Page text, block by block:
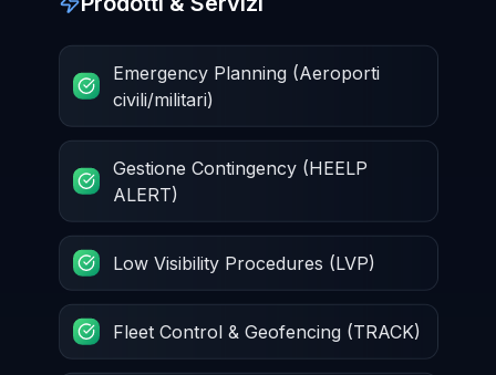
Emergency Planning (Aeroporti
civili/militari)
Gestione Contingency (HEELP
ALERT)
Low Visibility Procedures (LVP)
Fleet Control & Geofencing (TRACK)